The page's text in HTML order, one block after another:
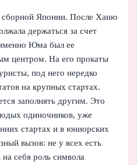
сборной Японии. После Ханю
держаться за счет
Юма был ее
центром. На его прокаты
под него нередко
на крупных стартах.
заполнять другим. Это
одиночников, уже
стартах и в юниорских
вызов: не у всех есть
себя роль символа